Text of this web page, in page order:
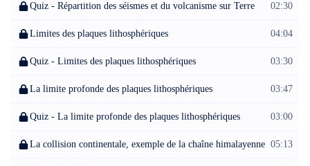
Quiz - Répartition des séismes et du volcanisme sur Terre 02:30
Limites des plaques lithosphériques 04:04
Quiz - Limites des plaques lithosphériques 03:30
La limite profonde des plaques lithosphériques 03:47
Quiz - La limite profonde des plaques lithosphériques 03:00
La collision continentale, exemple de la chaîne himalayenne 05:13